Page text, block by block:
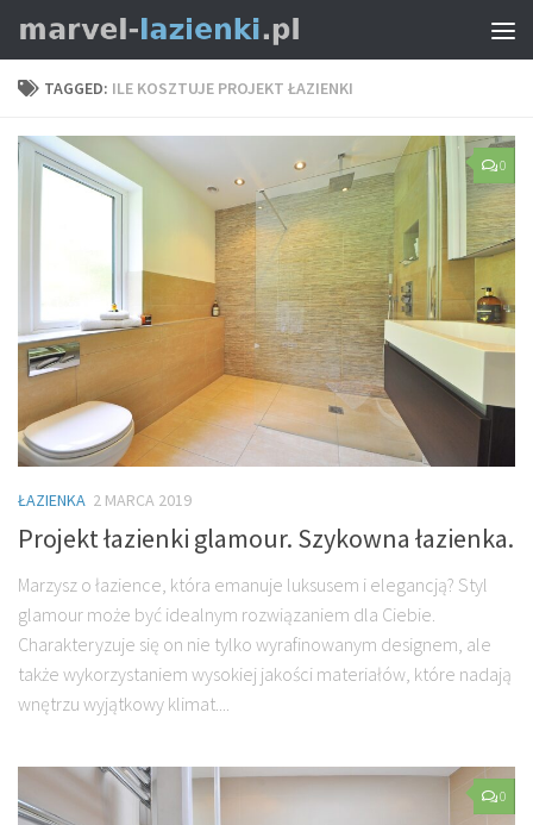
TAGGED: ILE KOSZTUJE PROJEKT ŁAZIENKI
0
ŁAZIENKA 2 MARCA 2019
Projekt łazienki glamour. Szykowna łazienka.
Marzysz o łazience, która emanuje luksusem i elegancją? Styl
glamour może być idealnym rozwiązaniem dla Ciebie.
Charakteryzuje się on nie tylko wyrafinowanym designem, ale
także wykorzystaniem wysokiej jakości materiałów, które nadają
wnętrzu wyjątkowy klimat....
0